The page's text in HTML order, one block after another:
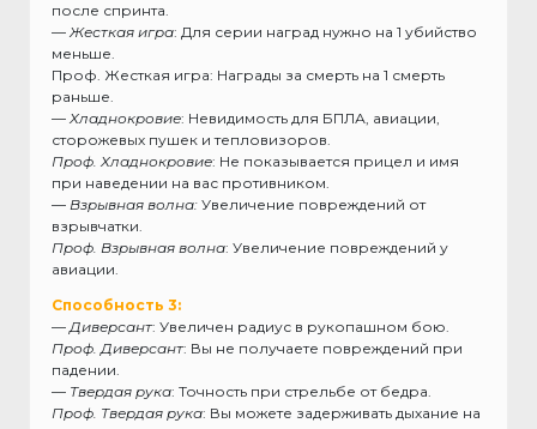
после спринта.
— Жесткая игра: Для серии наград нужно на 1 убийство
меньше.
Проф. Жесткая игра: Награды за смерть на 1 смерть
раньше.
— Хладнокровие: Невидимость для БПЛА, авиации,
сторожевых пушек и тепловизоров.
Проф. Хладнокровие: Не показывается прицел и имя
при наведении на вас противником.
— Взрывная волна: Увеличение повреждений от
взрывчатки.
Проф. Взрывная волна: Увеличение повреждений у
авиации.
Способность 3:
—Диверсант: Увеличен радиус в рукопашном бою.
Проф. Диверсант: Вы не получаете повреждений при
падении.
— Твердая рука: Точность при стрельбе от бедра.
Проф. Твердая рука: Вы можете задерживать дыхание на